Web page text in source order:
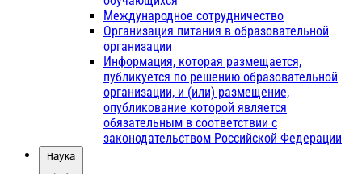
Международное сотрудничество
Организация питания в образовательной
организации
Информация, которая размещается,
публикуется по решению образовательной
организации, и (или) размещение,
опубликование которой является
обязательным в соответствии с
законодательством Российской Федерации
Наука